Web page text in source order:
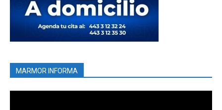
MARMOR INFORMA